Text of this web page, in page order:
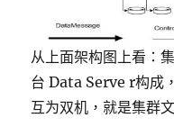
从上面架构图上看：
台 Data Serve r构成
互为双机，就是集群